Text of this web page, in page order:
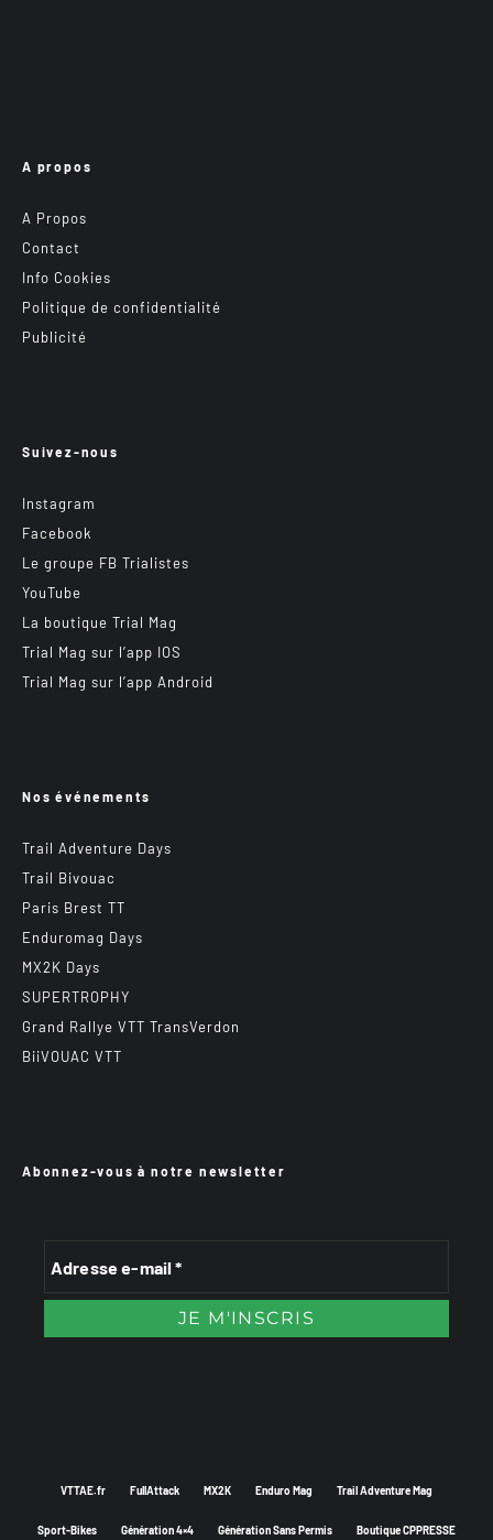
A propos
A Propos
Contact
Info Cookies
Politique de confidentialité
Publicité
Suivez-nous
Instagram
Facebook
Le groupe FB Trialistes
YouTube
La boutique Trial Mag
Trial Mag sur l’app IOS
Trial Mag sur l’app Android
Nos événements
Trail Adventure Days
Trail Bivouac
Paris Brest TT
Enduromag Days
MX2K Days
SUPERTROPHY
Grand Rallye VTT TransVerdon
BiiVOUAC VTT
Abonnez-vous à notre newsletter
VTTAE.fr FullAttack MX2K Enduro Mag Trail Adventure Mag
Sport-Bikes Génération 4×4 Génération Sans Permis Boutique CPPRESSE